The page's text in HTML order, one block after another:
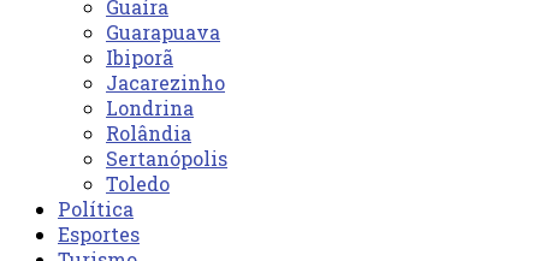
Guaíra
Guarapuava
Ibiporã
Jacarezinho
Londrina
Rolândia
Sertanópolis
Toledo
Política
Esportes